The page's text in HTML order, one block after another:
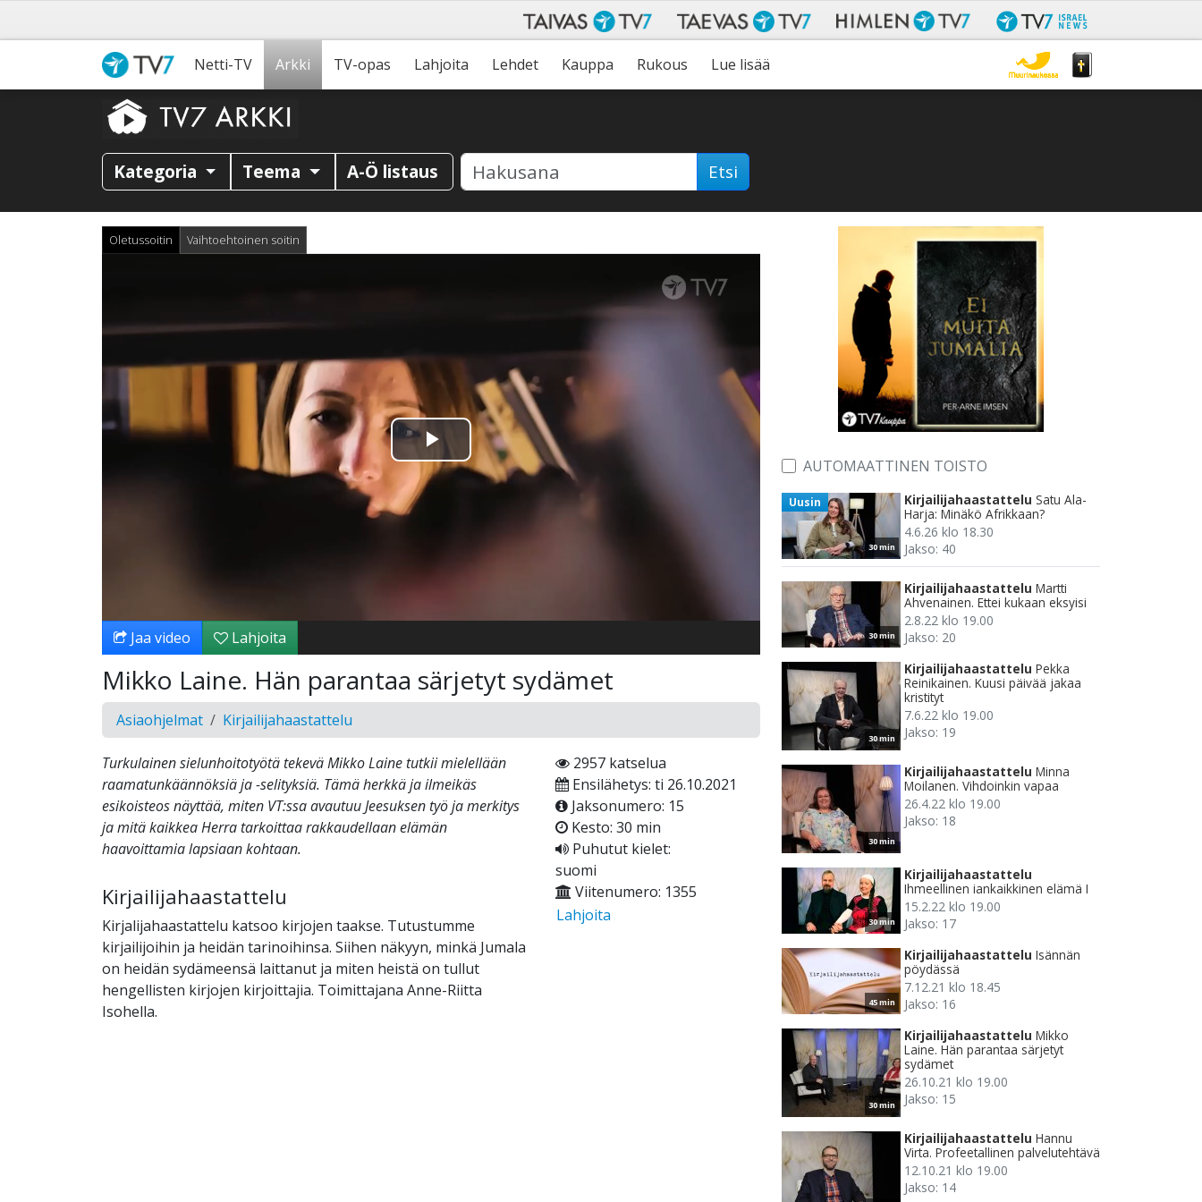
Netti-TV Arkki TV-opas Lahjoita Lehdet Kauppa Rukous Lue lisää
Kategoria Teema A-Ö listaus Etsi
Oletussoitin Vaihtoehtoinen soitin
Toista
Jaa video Lahjoita
Mikko Laine. Hän parantaa särjetyt sydämet
Asiaohjelmat Kirjailijahaastattelu
Turkulainen sielunhoitotyötä tekevä Mikko Laine tutkii mielellään
raamatunkäännöksiä ja -selityksiä. Tämä herkkä ja ilmeikäs
esikoisteos näyttää, miten VT:ssa avautuu Jeesuksen työ ja merkitys
ja mitä kaikkea Herra tarkoittaa rakkaudellaan elämän
haavoittamia lapsiaan kohtaan.
Kirjailijahaastattelu
Kirjalijahaastattelu katsoo kirjojen taakse. Tutustumme
kirjailijoihin ja heidän tarinoihinsa. Siihen näkyyn, minkä Jumala
on heidän sydämeensä laittanut ja miten heistä on tullut
hengellisten kirjojen kirjoittajia. Toimittajana Anne-Riitta
Isohella.
2957 katselua
Ensilähetys: ti 26.10.2021
Jaksonumero: 15
Kesto: 30 min
Puhutut kielet:
suomi
Viitenumero: 1355
Lahjoita
AUTOMAATTINEN TOISTO
30 min
Uusin Kirjailijahaastattelu Satu Ala-
Harja: Minäkö Afrikkaan?
4.6.26 klo 18.30
Jakso: 40
30 min
Kirjailijahaastattelu Martti
Ahvenainen. Ettei kukaan eksyisi
2.8.22 klo 19.00
Jakso: 20
30 min
Kirjailijahaastattelu Pekka
Reinikainen. Kuusi päivää jakaa
kristityt
7.6.22 klo 19.00
Jakso: 19
30 min
Kirjailijahaastattelu Minna
Moilanen. Vihdoinkin vapaa
26.4.22 klo 19.00
Jakso: 18
30 min
Kirjailijahaastattelu
Ihmeellinen iankaikkinen elämä I
15.2.22 klo 19.00
Jakso: 17
45 min
Kirjailijahaastattelu Isännän
pöydässä
7.12.21 klo 18.45
Jakso: 16
30 min
Kirjailijahaastattelu Mikko
Laine. Hän parantaa särjetyt
sydämet
26.10.21 klo 19.00
Jakso: 15
Kirjailijahaastattelu Hannu
Virta. Profeetallinen palvelutehtävä
12.10.21 klo 19.00
Jakso: 14